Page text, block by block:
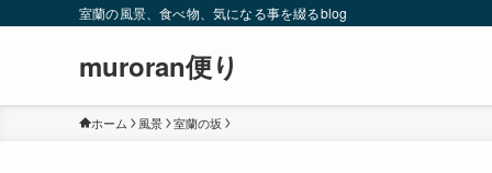
室蘭の風景、食べ物、気になる事を綴るblog
muroran便り
ホーム 風景 室蘭の坂